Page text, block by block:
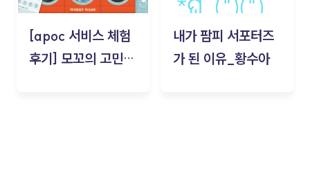
[apoc 서비스 체험
후기] 모꼬의 고민세
내가 팜피 서포터즈
가 된 이유_황수아